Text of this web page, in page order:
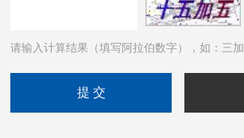
请输入计算结果（填写阿拉伯数字），如：三